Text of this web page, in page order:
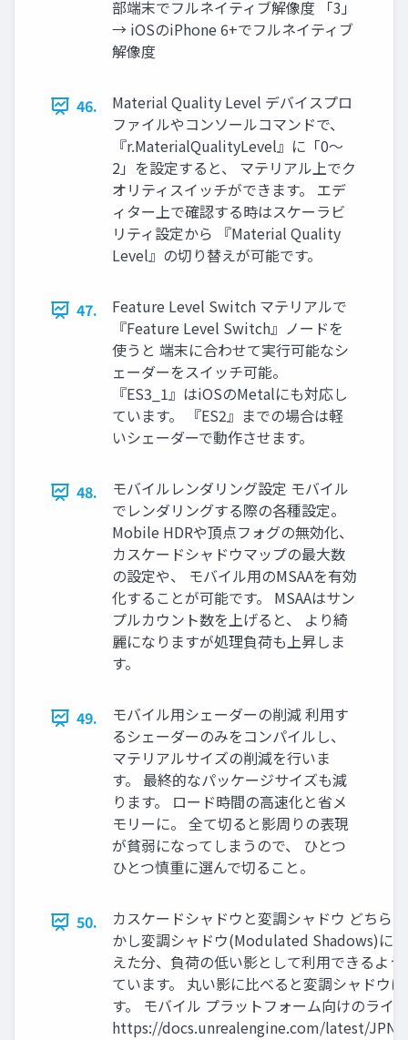
部端末でフルネイティブ解像度 「3」
→ iOSのiPhone 6+でフルネイティブ
解像度
46.
Material Quality Level デバイスプロ
ファイルやコンソールコマンドで、
『r.MaterialQualityLevel』に「0～
2」を設定すると、 マテリアル上でク
オリティスイッチができます。 エデ
ィター上で確認する時はスケーラビ
リティ設定から 『Material Quality
Level』の切り替えが可能です。
47.
Feature Level Switch マテリアルで
『Feature Level Switch』ノードを
使うと 端末に合わせて実行可能なシ
ェーダーをスイッチ可能。
『ES3_1』はiOSのMetalにも対応し
ています。 『ES2』までの場合は軽
いシェーダーで動作させます。
48.
モバイルレンダリング設定 モバイル
でレンダリングする際の各種設定。
Mobile HDRや頂点フォグの無効化、
カスケードシャドウマップの最大数
の設定や、 モバイル用のMSAAを有効
化することが可能です。 MSAAはサン
プルカウント数を上げると、 より綺
麗になりますが処理負荷も上昇しま
す。
49.
モバイル用シェーダーの削減 利用す
るシェーダーのみをコンパイルし、
マテリアルサイズの削減を行いま
す。 最終的なパッケージサイズも減
ります。 ロード時間の高速化と省メ
モリーに。 全て切ると影周りの表現
が貧弱になってしまうので、 ひとつ
ひとつ慎重に選んで切ること。
50.
カスケードシャドウと変調シャドウ どちら
かし変調シャドウ(Modulated Shadows)に
えた分、負荷の低い影として利用できるよ
ています。 丸い影に比べると変調シャドウ
す。 モバイル プラットフォーム向けのライ
https://docs.unrealengine.com/latest/